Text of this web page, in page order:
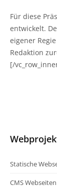
Für diese
entwickelt.
eigener
Redaktion
[/
Statische
CMS Webseiten